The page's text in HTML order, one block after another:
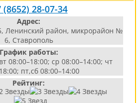
(8652) 28-07-34
Адрес:
Ленинский район, микрорайон №
6, Ставрополь
График работы:
08:00–18:00; ср 08:00–14:00; чт
пт,сб 08:00–14:00
Рейтинг: